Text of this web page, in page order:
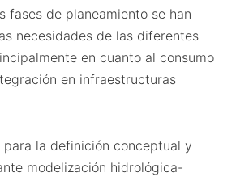
fases de planeamiento se han
necesidades de las diferentes
en cuanto al consumo
en infraestructuras
la definición conceptual y
modelización hidrológica-